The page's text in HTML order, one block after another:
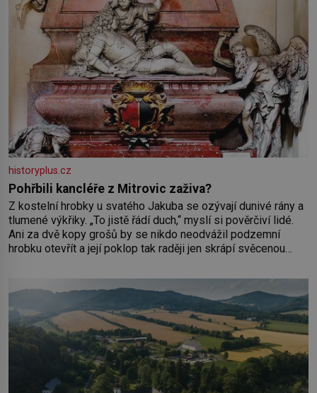
historyplus.cz
Pohřbili kancléře z Mitrovic zaživa?
Z kostelní hrobky u svatého Jakuba se ozývají dunivé rány a
tlumené výkřiky. „To jistě řádí duch,“ myslí si pověrčiví lidé.
Ani za dvě kopy grošů by se nikdo neodvážil podzemní
hrobku otevřít a její poklop tak raději jen skrápí svěcenou
mnoho let později hrobku